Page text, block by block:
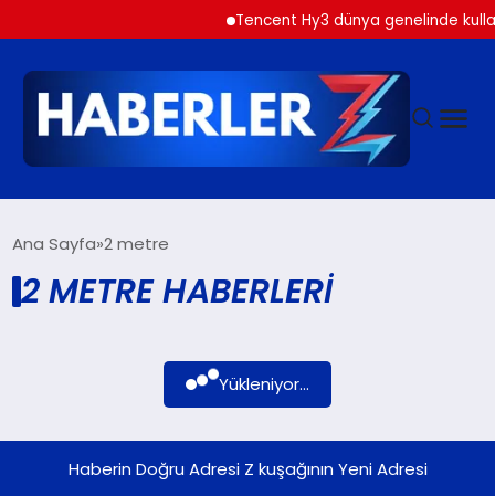
Tencent Hy3 dünya genelinde
SIYASET
Ana Sayfa 2 metre
2 METRE HABERLERI
Yükleniyor...
Haberin Doğru Adresi Z kuşağının Yeni Adresi